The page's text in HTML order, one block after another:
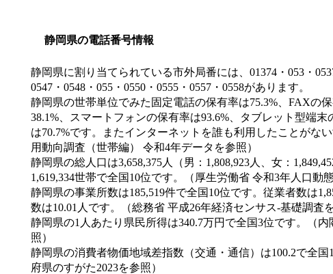
静岡県の電話番号情報
静岡県に割り当てられている市外局番には、01374・053・
0547・0548・055・0550・0555・0557・0558があります。
静岡県の世帯単位でみた固定電話の保有率は75.3%、FAXの
38.1%、スマートフォンの保有率は93.6%、タブレット型端
は70.7%です。またインターネットを誰も利用したことがな
用動向調査（世帯編） 令和4年データを参照）
静岡県の総人口は3,658,375人（男：1,808,923人、女：
1,619,334世帯で全国10位です。（厚生労働省 令和3年人口動
静岡県の事業所数は185,519件で全国10位です。従業者数は
数は10.01人です。（総務省 平成26年経済センサス‐基礎調査を
静岡県の1人あたり県民所得は340.7万円で全国3位です。（
照）
静岡県の消費者物価地域差指数（交通・通信）は100.2で全
府県のすがた2023を参照）